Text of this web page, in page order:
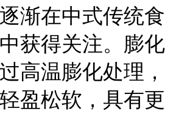
渐在中式传统食
获得关注。膨化
高温膨化处理，
盈松软，具有更